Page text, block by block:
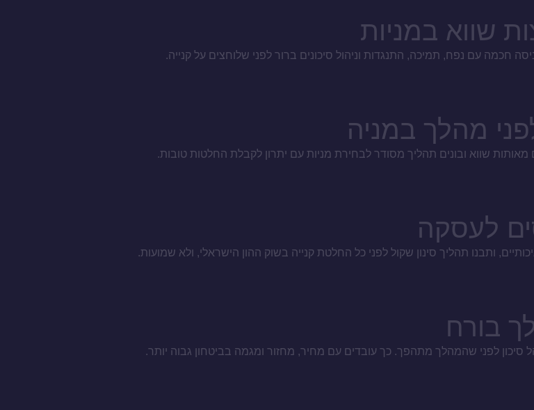
שווא במניות
חכמה עם נפח, תמיכה, התנגדות וניהול סיכונים ברור לפני שלוחצים על קנייה.
מהלך במניה
שווא ובונים תהליך מסודר לבחירת מניות עם יתרון לקבלת החלטות טובות.
בורח
סיכון לפני שהמהלך מתהפך. כך עובדים עם מחיר, מחזור ומגמה בביטחון גבוה יותר.